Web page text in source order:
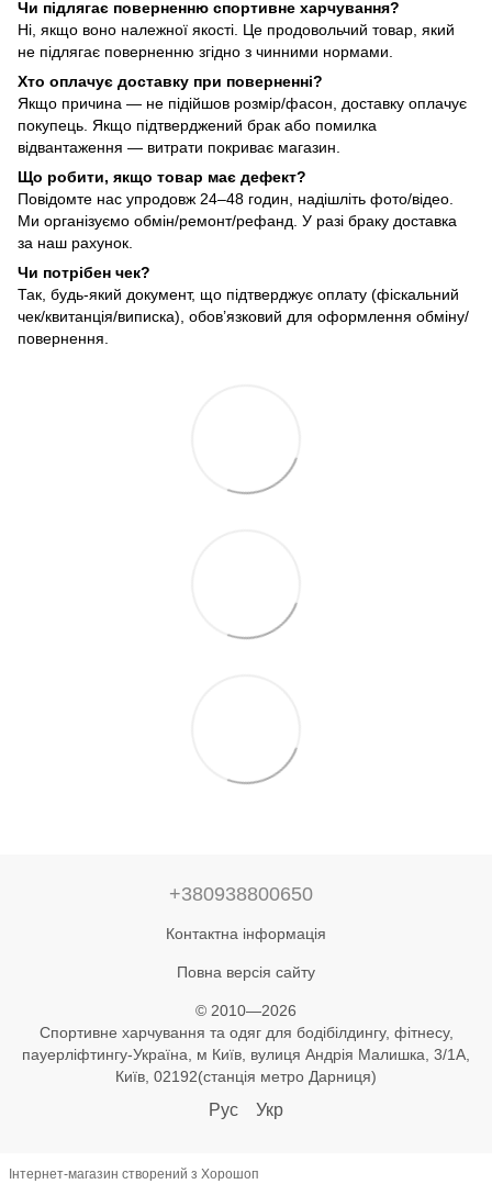
Чи підлягає поверненню спортивне харчування?
Ні, якщо воно належної якості. Це продовольчий товар, який
не підлягає поверненню згідно з чинними нормами.
Хто оплачує доставку при поверненні?
Якщо причина — не підійшов розмір/фасон, доставку оплачує
покупець. Якщо підтверджений брак або помилка
відвантаження — витрати покриває магазин.
Що робити, якщо товар має дефект?
Повідомте нас упродовж 24–48 годин, надішліть фото/відео.
Ми організуємо обмін/ремонт/рефанд. У разі браку доставка
за наш рахунок.
Чи потрібен чек?
Так, будь-який документ, що підтверджує оплату (фіскальний
чек/квитанція/виписка), обов’язковий для оформлення обміну/
повернення.
+380938800650
Контактна інформація
Повна версія сайту
© 2010—2026
Спортивне харчування та одяг для бодібілдингу, фітнесу,
пауерліфтингу-Україна, м Київ, вулиця Андрія Малишка, 3/1А,
Київ, 02192(станція метро Дарниця)
Рус Укр
Інтернет-магазин створений з Хорошоп